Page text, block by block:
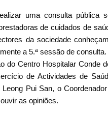
uma consulta pública
de cuidados de
da sociedade
a 5.ª sessão de
do Centro Hospitalar Conde
de Actividades de
Pui San, o
as opiniões.